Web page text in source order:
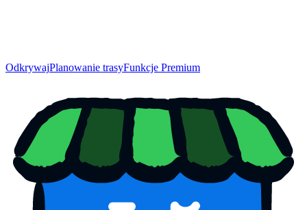
OdkrywajPlanowanie trasyFunkcje Premium